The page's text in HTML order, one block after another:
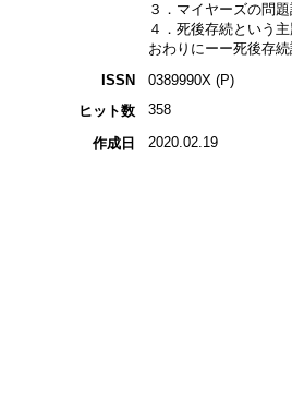
３．マイヤーズの問
４．死後存続という
おわりにーー死後存
ISSN
0389990X (P)
ヒット数
358
作成日 2020.02.19